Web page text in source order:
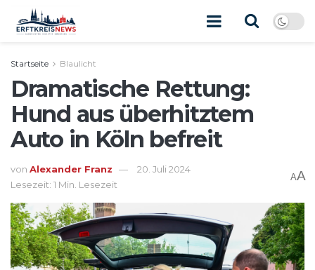
Startseite Blaulicht
Dramatische Rettung:
Hund aus überhitztem
Auto in Köln befreit
von Alexander Franz
20. Juli 2024
Lesezeit: 1 Min. Lesezeit
AA